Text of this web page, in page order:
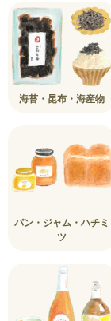
海苔・昆布・海産物
パン・ジャム・ハチミ
ツ